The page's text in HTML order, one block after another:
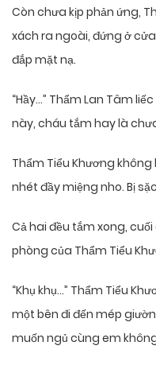
Còn chưa kịp phản ứng,
xách ra ngoài, đứng ở
đắp mặt nạ.
“Hầy…” Thẩm Lan Tâm
này, cháu tắm hay là
Thẩm Tiểu Khương
nhét đầy miệng nho. Bị
Cả hai đều tắm xong,
phòng của Thẩm Tiểu
“Khụ khụ…” Thẩm Tiểu
một bên đi đến mép
muốn ngủ cùng em